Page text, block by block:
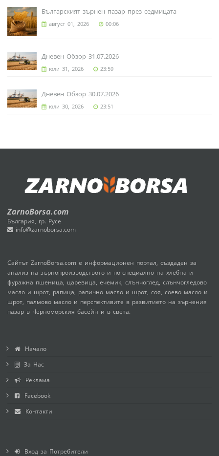
Българският зърнен пазар през седмицата
август 01, 2026 00:06
Дневен Обзор 31.07.2026
юли 31, 2026 23:59
Дневен Обзор 30.07.2026
юли 30, 2026 23:51
ZarnoBorsa.com
България, гр. Русе
info@zarnoborsa.com
Сайтът ZarnoBorsa.com е информационен портал, създаден за
анализ на зърнопроизводството и по-специално на хлебна и
фуражна пшеница, царевица, ечемик, слънчоглед, слънчогледово
масло и шрот, рапица, рапично масло и шрот, соя, соево масло и
шрот, палмово масло и перспективите в развитието на зърнения
пазар в Черноморския басейн и в света.
Начало
За Нас
Реклама
Facebook
Контакти
Вход за Потребители